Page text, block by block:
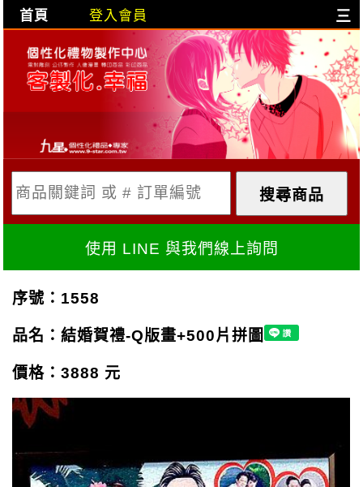
首頁 登入會員 三
購物車內容:
目前購物車是空的!
X
使用 LINE 與我們線上詢問